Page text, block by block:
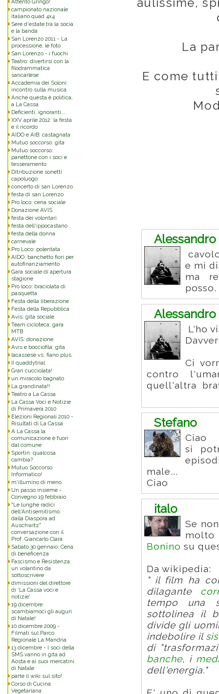
Attento Gringo!
campionato nazionale
italiano quad 4x4
Sere d'estate tra la socia
e la banda
San Lorenzo 2011 - La
processione, le foto
San Lorenzo - i fuochi
Teatro: divertirsi con la
filodrammatica
sancarlese
Accademia dei Soloni:
incontro sulla musica
Anche questa è politica,
a La Cassa
Deficienti, ignoranti,...
XXV aprile 2012: la festa
e il ricordo
AIDO e AIB: castagnata
Mutuo soccorso: gita
Mutuo soccorso:
panettone con i soci e
tesseramento
Ditribuzione sonetti
capoluogo
concerto di san Lorenzo
festa di san Lorenzo
Pro loco: cena sociale
Donazione AVIS
festa dei volontari
festa dell'ippocastano
festa della donna
carnevale
Pro Loco: polentata
AIDO: banchetto fiori per
autofinanziamento
Gara sociale di apertura
stagione
Pro loco: braciolata di
pasquetta
Festa della liberazione
Festa della Repubblica
Avis: gita sociale
Team cicloteca: gara
MTB
AVIS: donazione
Avis e bocciofila: gita
lacassese vs. fiano plus
II quaddytrial
Gran cucciolata!
un miracolo bagnato
La grandinata!!
Teatro a La Cassa
La Cassa Voci e Notizie
di Primavera 2010
Elezioni Regionali 2010 -
Risultati di La Cassa
A La Cassa la
comunicazione è fuori
dal comune
Sportin: qualcosa
cambia?
Mutuo Soccorso
Informatico!
m'illumino di meno
Un passo insieme -
Convegno 19 febbraio
"Le lunghe radici
dell'Antisemitismo:
dalla Diaspora ad
Auschwitz"
conversazione con il
Prof. Giancarlo Clara
Sabato 30 gennaio: Cena
di beneficenza
Fascismo e Resistenza:
un volantino da
sottoscrivere
dimissioni del direttore
di 'La Cassa voci e
notizie'
19 dicembre:
scambiamoci gli auguri
di Natale!
10 dicembre 2009 -
Filmati sul Parco
Regionale La Mandria
13 dicembre - I soci della
SMS vanno in gita ad
Aosta e ai suoi mercatini
di Natale
parte il wiki sul sito!
Corso di Cucina
Vegetariana
La
E come
Alessandro
e mi
ma
posso.
Alessandro
L'ho
Ci
contro
quell'altra
Stefano
Ciao
si
male...
Ciao
italo
Se
molto
Bonino su
Da wikipedia:
" il film ha
dilagante
tempo una
sottolinea il
divide gli
indebolire il
di
banche, i
dell'energia."